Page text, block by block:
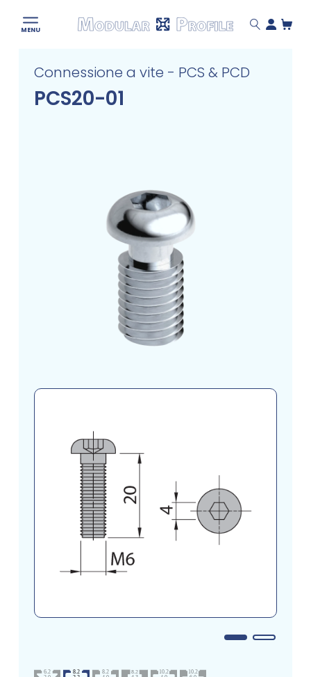
content
MENU
Modular
Connessione a vite - PCS & PCD
PCS20-01